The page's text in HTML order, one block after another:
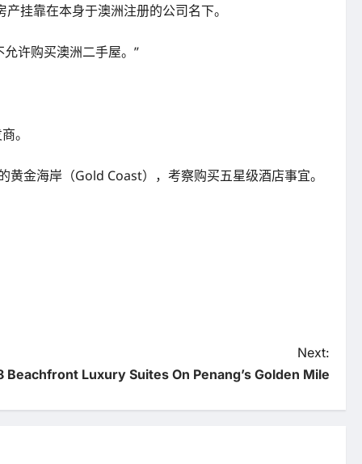
挂靠在本身于澳洲注册的公司名下。
许购买澳洲二手屋。”
。
金海岸（Gold Coast），考察购买五星级酒店事宜。
Next:
Beachfront Luxury Suites On Penang’s Golden Mile